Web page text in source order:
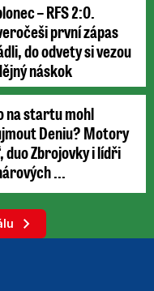
– RFS 2:0.
první zápas
do odvety si vezou
náskok
na startu mohl
Deniu? Motory
duo Zbrojovky i lídři
...